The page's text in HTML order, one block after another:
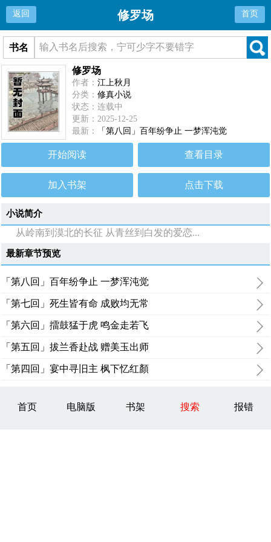
返回 修罗场 首页
书名
修罗场
作者：江上秋月
分类：修真小说
状态：连载中
更新：2025-12-25
最新：
「第八回」百年纷争止 一梦浑沌觉
开始阅读 查看目录
加入书架 点击下载
小说简介
从岭南到漠北的长征 从青丝到白发的爱恋...
最新章节预览
「第八回」百年纷争止 一梦浑沌觉
「第七回」死生皆有命 成败均无常
「第六回」擂鼓猛于虎 鸣金走若飞
「第五回」拔兰香赴战 赠美玉出师
「第四回」宴中寻旧主 枫下忆红顏
首页 电脑版 书架 搜索 报错